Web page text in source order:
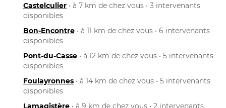
Castelculier • à 7 km de chez vous • 3 intervenants
disponibles
Bon-Encontre • à 11 km de chez vous • 6 intervenants
disponibles
Pont-du-Casse • à 12 km de chez vous • 5 intervenants
disponibles
Foulayronnes • à 14 km de chez vous • 5 intervenants
disponibles
Lamagistère • à 9 km de chez vous • 2 intervenants